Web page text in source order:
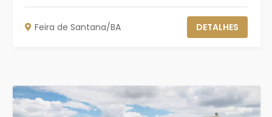
Feira de Santana/BA DETALHES